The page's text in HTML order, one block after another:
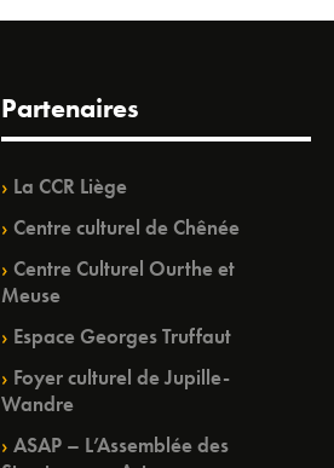
Partenaires
La CCR Liège
Centre culturel de Chênée
Centre Culturel Ourthe et
Meuse
Espace Georges Truffaut
Foyer culturel de Jupille-
Wandre
ASAP – L’Assemblée des